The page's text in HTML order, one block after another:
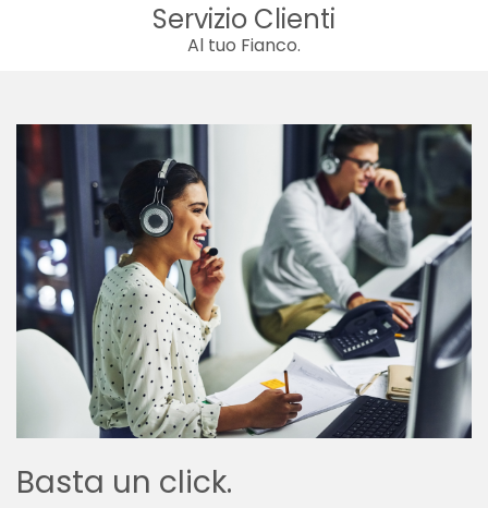
Servizio Clienti
Al tuo Fianco.
Basta un click.